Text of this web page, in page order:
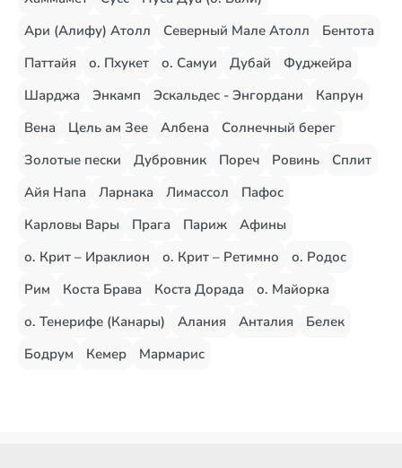
Ари (Алифу) Атолл
Северный Мале Атолл
Бентота
Паттайя
о. Пхукет о. Самуи Дубай
Фуджейра
Шарджа
Энкамп Эскальдес - Энгордани
Капрун
Вена
Цель ам Зее Албена
Солнечный берег
Золотые пески
Дубровник Пореч Ровинь
Сплит
Айя Напа
Ларнака Лимассол
Пафос
Карловы Вары
Прага Париж
Афины
о. Крит – Ираклион
о. Крит – Ретимно
о. Родос
Рим
Коста Брава Коста Дорада
о. Майорка
о. Тенерифе (Канары)
Алания Анталия
Белек
Бодрум
Кемер Мармарис